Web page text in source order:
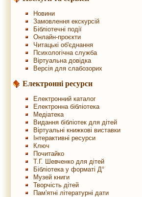
Новини
Замовлення екскурсій
Бібліотечні події
Онлайн-проєкти
Читацькі об'єднання
Психологічна служба
Віртуальна довідка
Версія для слабозорих
Електронні ресурси
Електронний каталог
Електронна бібліотека
Медіатека
Видання бібліотек для дітей
Віртуальні книжкові виставки
Інтерактивні ресурси
Ключ
Почитайко
Т.Г. Шевченко для дітей
Бібліотека у форматі Д°
Музей книги
Творчість дітей
Пам'ятні літературні дати